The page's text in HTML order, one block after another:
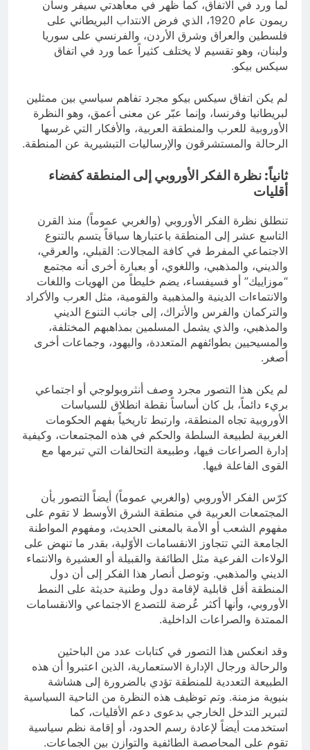
لما ورد في الاتفاق، كما ظهر في معاهدتي سيفر وسان
ريمون عام 1920، الذي فرض الانتداب البريطاني على
فلسطين والعراق وشرق الأردن، والفرنسي على سوريا
ولبنان، وهو تقسيم لا يختلف كثيراً عما ورد في اتفاق
سيكس بيكو.
لم يكن اتفاق سيكس بيكو مجرد تفاهم سياسي بين ممثلين
لبريطانيا وفرنسا، وإنما عبّر عن معنى أعمق، وهو النظرة
الأوروبية للعرب والمنطقة العربية، والأفكار التي غرسها
الرحالة والمستشرقون والإرساليات التبشيرية عن المنطقة.
ثانياً: نظرة الفكر الأوروبي إلى المنطقة كفضاء
أقليات
تنطلق نظرة الفكر الأوروبي (والغربي عموماً) منذ القرن
التاسع عشر إلى المنطقة باعتبارها سياقاً يتسم بالتنوع
الاجتماعي المفرط في كافة المجالات: القبلي، والعرقي،
والديني، والمذهبي، واللغوي، أو بعبارة أخرى أنه مجتمع
“موزاييك” أو فسيفساء، يضم خليطاً من الهويات واللغات
والانتماءات الدينية والمذهبية والقومية، مثل العرب والأكراد
والتركمان والفرس والأتراك، إلى جانب التنوع الديني
والمذهبي، والذي يشمل المسلمين بمذاهبهم المختلفة،
والمسيحيين بطوائفهم المتعددة، واليهود، وجماعات أخرى
أصغر.
لم يكن هذا التصور مجرد وصف أنثروبولوجي أو اجتماعي
بريء دائماً، بل كان أساساً نقطة انطلاق للسياسات
الأوروبية تجاه المنطقة، وارتبط تاريخياً بفهم الحكومات
الغربية لطبيعة السلطة والحكم في هذه المجتمعات، وكيفية
إدارة الصراعات فيها، وطبيعة التحالفات التي تبرمها مع
القوى الفاعلة فيها.
كرّس الفكر الأوروبي (والغربي عموماً) أيضاً التصور بأن
المجتمعات العربية في منطقة الشرق الأوسط لا تقوم على
مفهوم الشعب أو الأمة بالمعنى الحديث، ومفهوم المواطنة
الجامعة التي تتجاوز الانقسامات الأوّلية، بقدر ما تنهض على
الولاءات الفرعية مثل الطائفة والقبيلة أو العشيرة والانتماء
الديني والمذهبي. وتوصل أنصار هذا الفكر إلى أن دول
المنطقة أقل قابلية لإقامة دول وطنية حديثة على النمط
الأوروبي، وأنها أكثر عُرضة للتصدع الاجتماعي والانقسامات
الممتدة والصراعات الداخلية.
وقد انعكس هذا التصور في كتابات عدد من الباحثين
والرحالة ورجال الإدارة الاستعمارية، الذين اعتبروا أن هذه
الطبيعة التعددية للمنطقة تؤدي بالضرورة إلى هشاشة
بنيوية مزمنة. وتم توظيف هذه النظرة من الناحية السياسية
لتبرير التدخل الخارجي بدعوى دعم الأقليات، كما
استخدمت أيضاً لإعادة رسم الحدود، أو إقامة نظم سياسية
تقوم على المحاصصة الطائفية والتوازن بين الجماعات.